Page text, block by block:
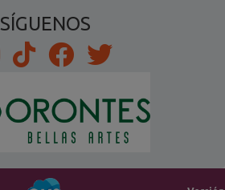
SÍGUENOS